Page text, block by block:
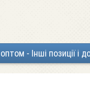
- Інші позиції і